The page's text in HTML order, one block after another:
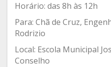
Horário: das 8h às 12h
Para: Chã de Cruz,
Rodrizio
Local: Escola Municipal
Conselho